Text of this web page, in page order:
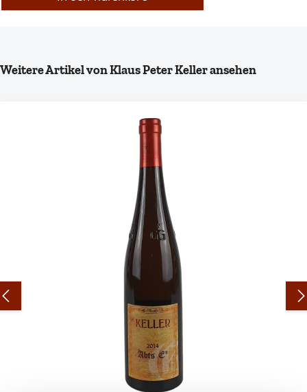
Produktgalerie überspringen
Weitere Artikel von Klaus Peter Keller ansehen